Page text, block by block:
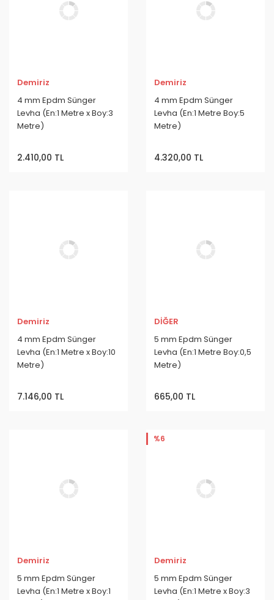
Demiriz
4 mm Epdm Sünger
Levha (En:1 Metre x Boy:3
Metre)
2.410,00 TL
Demiriz
4 mm Epdm Sünger
Levha (En:1 Metre Boy:5
Metre)
4.320,00 TL
Demiriz
4 mm Epdm Sünger
Levha (En:1 Metre x Boy:10
Metre)
7.146,00 TL
DİĞER
5 mm Epdm Sünger
Levha (En:1 Metre Boy:0,5
Metre)
665,00 TL
Demiriz
5 mm Epdm Sünger
Levha (En:1 Metre x Boy:1
%6
Demiriz
5 mm Epdm Sünger
Levha (En:1 Metre x Boy:3